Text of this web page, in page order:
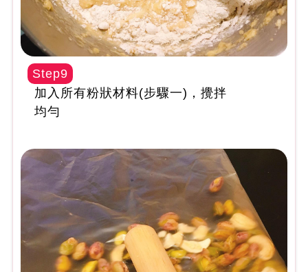
Step9
加入所有粉狀材料(步驟一)，攪拌
均勻